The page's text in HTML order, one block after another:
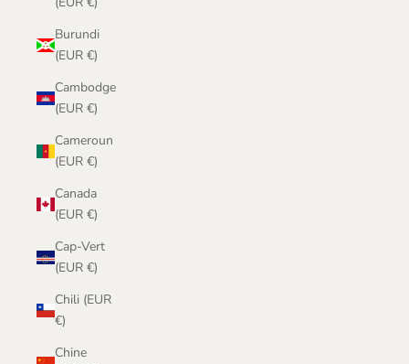
Burundi
(EUR €)
Cambodge
(EUR €)
Cameroun
(EUR €)
Canada
(EUR €)
Cap-Vert
(EUR €)
Chili (EUR
€)
Chine